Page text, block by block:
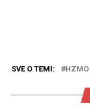
SVE O TEMI: HZMO